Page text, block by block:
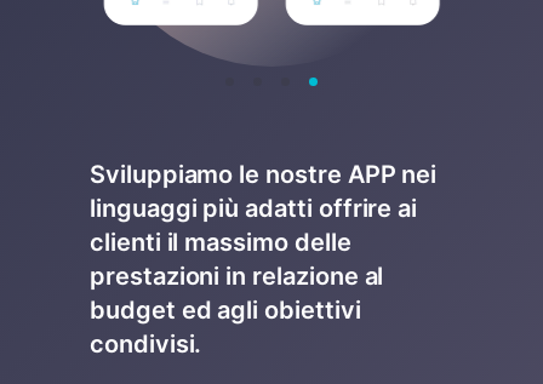
Sviluppiamo le nostre APP nei
linguaggi più adatti offrire ai
clienti il massimo delle
prestazioni in relazione al
budget ed agli obiettivi
condivisi.